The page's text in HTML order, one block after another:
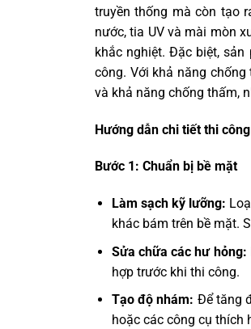
truyền thống mà còn tạo
nước, tia UV và mài mòn
khắc nghiệt. Đặc biệt,
công. Với khả năng
và khả năng chống thấm,
Hướng dẫn chi tiết thi
Bước 1: Chuẩn bị bề mặt
Làm sạch kỹ lưỡng:
khác bám trên bề mặt.
Sửa chữa các hư hỏng:
hợp trước khi thi công.
Tạo độ nhám: Để tăng
hoặc các công cụ thích